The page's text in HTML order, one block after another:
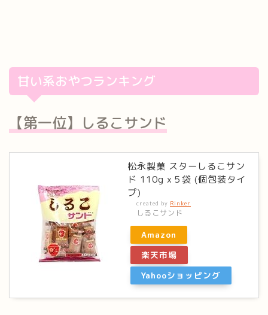
甘い系おやつランキング
【第一位】しるこサンド
松永製菓 スターしるこサン
ド 110g x５袋 (個包装タイ
プ)
created by Rinker
しるこサンド
Amazon
楽天市場
Yahooショッピング